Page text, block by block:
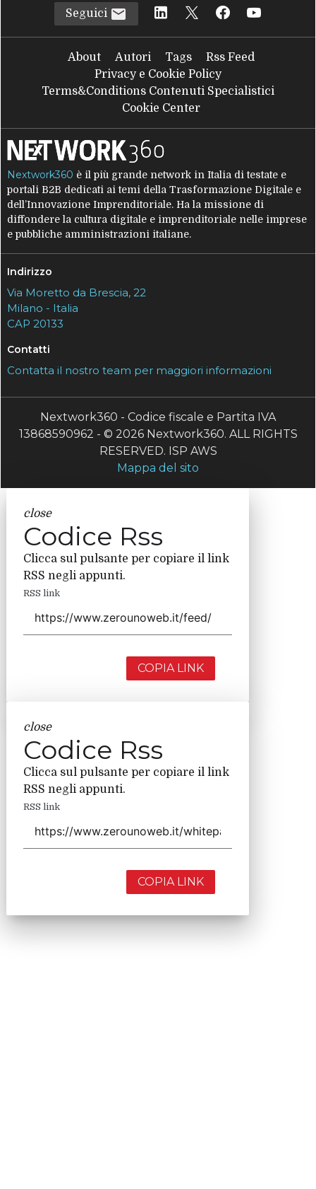
Seguici
About Autori Tags
Rss Feed
Privacy e Cookie Policy
Terms&Conditions Contenuti Specialistici
Cookie Center
Nextwork360 è il più grande network in Italia di testate e
portali B2B dedicati ai temi della Trasformazione Digitale e
dell’Innovazione Imprenditoriale. Ha la missione di
diffondere la cultura digitale e imprenditoriale nelle imprese
e pubbliche amministrazioni italiane.
Indirizzo
Via Moretto da Brescia, 22
Milano - Italia
CAP 20133
Contatti
Contatta il nostro team per maggiori informazioni
Nextwork360 - Codice fiscale e Partita IVA
13868590962 - © 2026 Nextwork360. ALL RIGHTS
RESERVED. ISP AWS
Mappa del sito
close
Codice Rss
Clicca sul pulsante per copiare il link
RSS negli appunti.
RSS link
COPIA LINK
close
Codice Rss
Clicca sul pulsante per copiare il link
RSS negli appunti.
RSS link
COPIA LINK